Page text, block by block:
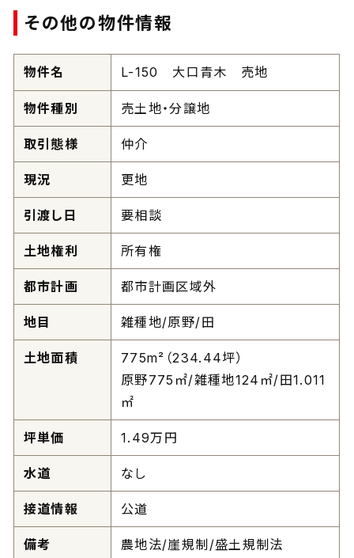
その他の物件情報
物件名 L-150 大口青木 売地
物件種別 売土地・分譲地
取引態様 仲介
現況 更地
引渡し日 要相談
土地権利 所有権
都市計画 都市計画区域外
地目 雑種地/原野/田
土地面積
775m²（234.44坪）
原野775㎡/雑種地124㎡/田1.011
㎡
坪単価 1.49万円
水道 なし
接道情報 公道
備考
農地法/崖規制/盛土規制法